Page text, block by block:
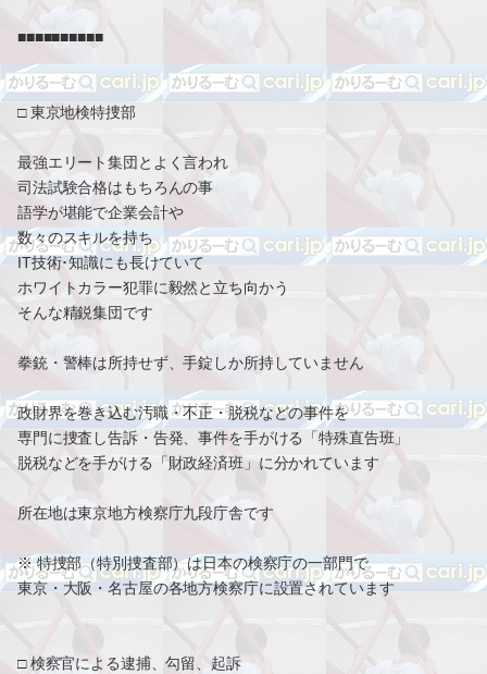
■■■■■■■■■■
□ 東京地検特捜部
最強エリート集団とよく言われ
司法試験合格はもちろんの事
語学が堪能で企業会計や
数々のスキルを持ち
IT技術･知識にも長けていて
ホワイトカラー犯罪に毅然と立ち向かう
そんな精鋭集団です
拳銃・警棒は所持せず、手錠しか所持していません
政財界を巻き込む汚職・不正・脱税などの事件を
専門に捜査し告訴・告発、事件を手がける「特殊直告班」
脱税などを手がける「財政経済班」に分かれています
所在地は東京地方検察庁九段庁舎です
※ 特捜部（特別捜査部）は日本の検察庁の一部門で
東京・大阪・名古屋の各地方検察庁に設置されています
□ 検察官による逮捕、勾留、起訴